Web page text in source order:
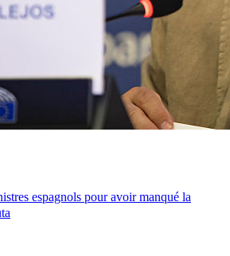
espagnols pour avoir manqué la